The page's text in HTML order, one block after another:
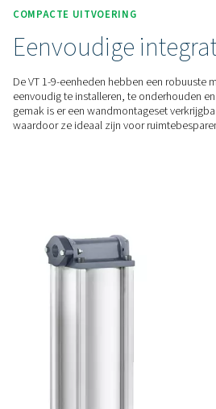
De VT 1-9-torens zijn ontworpen
en behouden een indrukwekkend
het energieverbruik aanzienlijk
het systeem verlaagt.
BETROUWBARE PRESTATIES
van Pneumatech, beschermt
toepassingen.
De VT 1-9-eenheden hebben